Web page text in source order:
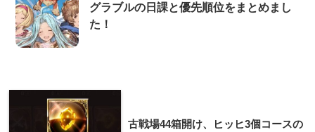
グラブルの日課と優先順位をまとめまし
た！
古戦場44箱開け、ヒッヒ3個コースの